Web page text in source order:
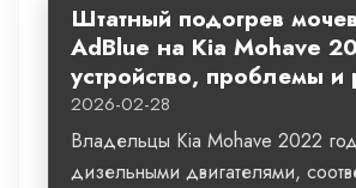
Штатный подогрев
AdBlue на Kia Mohave
устройство, проблемы
2026-02-28
Владельцы Kia Mohave 2022
дизельными двигателями,